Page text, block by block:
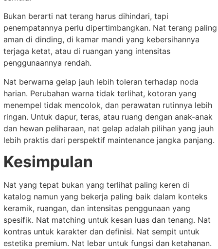
Bukan berarti nat terang harus dihindari, tapi
penempatannya perlu dipertimbangkan. Nat terang paling
aman di dinding, di kamar mandi yang kebersihannya
terjaga ketat, atau di ruangan yang intensitas
penggunaannya rendah.
Nat berwarna gelap jauh lebih toleran terhadap noda
harian. Perubahan warna tidak terlihat, kotoran yang
menempel tidak mencolok, dan perawatan rutinnya lebih
ringan. Untuk dapur, teras, atau ruang dengan anak-anak
dan hewan peliharaan, nat gelap adalah pilihan yang jauh
lebih praktis dari perspektif maintenance jangka panjang.
Kesimpulan
Nat yang tepat bukan yang terlihat paling keren di
katalog namun yang bekerja paling baik dalam konteks
keramik, ruangan, dan intensitas penggunaan yang
spesifik. Nat matching untuk kesan luas dan tenang. Nat
kontras untuk karakter dan definisi. Nat sempit untuk
estetika premium. Nat lebar untuk fungsi dan ketahanan.